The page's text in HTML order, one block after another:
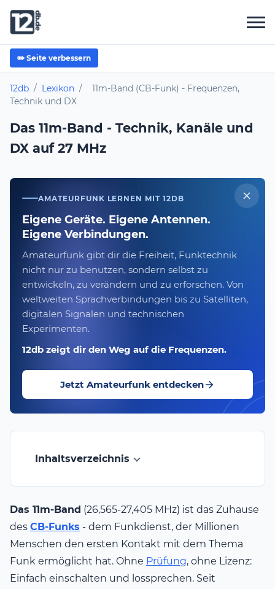
✏️ Seite verbessern
12db / Lexikon /
11m-Band (CB-Funk) - Frequenzen,
Technik und DX
Das 11m-Band - Technik, Kanäle und
DX auf 27 MHz
AMATEURFUNK LERNEN MIT 12DB
Eigene Geräte. Eigene Antennen.
Eigene Verbindungen.
Amateurfunk gibt dir die Freiheit, Funktechnik
nicht nur zu benutzen, sondern selbst zu
entwickeln, zu verändern und zu erforschen. Von
weltweiten Sprachverbindungen bis zu Satelliten,
digitalen Signalen und technischen
Experimenten.
12db zeigt dir den Weg auf die Frequenzen.
Jetzt Amateurfunk entdecken
Inhaltsverzeichnis
Das 11m-Band (26,565-27,405 MHz) ist das Zuhause
des CB-Funks - dem Funkdienst, der Millionen
Menschen den ersten Kontakt mit dem Thema
Funk ermöglicht hat. Ohne Prüfung, ohne Lizenz:
Einfach einschalten und lossprechen. Seit